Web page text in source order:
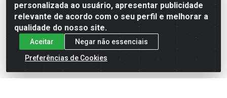
Faça seu login ou
cadastre-se para
ver preços e
comprar
Faça seu login ou
personalizada ao usuário, apresentar publicidade
relevante de acordo com o seu perfil e melhorar a
qualidade do nosso site.
Aceitar
Negar não essenciais
Preferências de Cookies